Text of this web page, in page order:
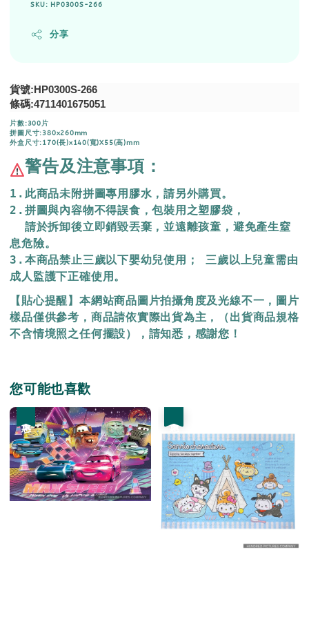
SKU: HP0300S-266
分享
貨號:HP0300S-266
條碼:4711401675051
片數:300片
拼圖尺寸:380x260mm
外盒尺寸:170(長)x140(寬)X55(高)mm
警告及注意事項：
1.此商品未附拼圖專用膠水，請另外購買。
2.拼圖與內容物不得誤食，包裝用之塑膠袋，
  請於拆卸後立即銷毀丟棄，
並遠離孩童，避免產生窒
息危險。
3.本商品禁止三歲以下嬰幼兒使用； 三歲以上兒童需由
成人監護下正確使用。
【貼心提醒】本網站商品圖片拍攝角度及光線不一，圖片
樣品僅供參考，商品請依實際出貨為主，（出貨商品規格
不含情境照之任何擺設），請知悉，感謝您！
您可能也喜歡